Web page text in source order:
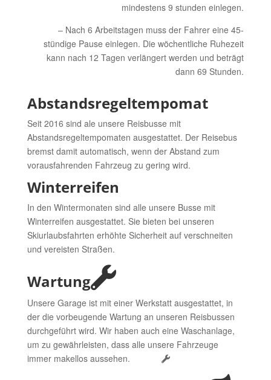
mindestens 9 stunden einlegen.
– Nach 6 Arbeitstagen muss der Fahrer eine 45-
stündige Pause einlegen. Die wöchentliche Ruhezeit
kann nach 12 Tagen verlängert werden und beträgt
dann 69 Stunden.
Abstandsregeltempomat
Seit 2016 sind ale unsere Reisbusse mit
Abstandsregeltempomaten ausgestattet. Der Reisebus
bremst damit automatisch, wenn der Abstand zum
vorausfahrenden Fahrzeug zu gering wird.
Winterreifen
In den Wintermonaten sind alle unsere Busse mit
Winterreifen ausgestattet. Sie bieten bei unseren
Skiurlaubsfahrten erhöhte Sicherheit auf verschneiten
und vereisten Straßen.
Wartung
Unsere Garage ist mit einer Werkstatt ausgestattet, in
der die vorbeugende Wartung an unseren Reisbussen
durchgeführt wird. Wir haben auch eine Waschanlage,
um zu gewährleisten, dass alle unsere Fahrzeuge
immer makellos aussehen.